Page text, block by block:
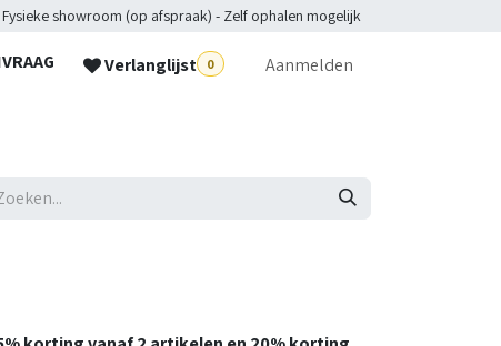
showroom (op afspraak) - Zelf ophalen mogelijk
Verlanglijst 0 Aanmelden